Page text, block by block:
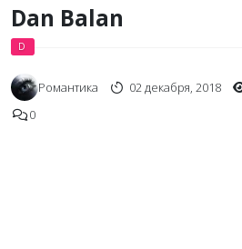
Dan Balan
D
Романтика 02 декабря, 2018
0